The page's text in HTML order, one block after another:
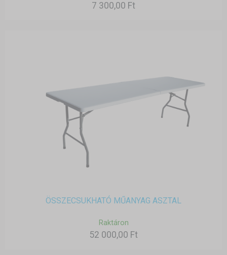
7 300,00 Ft
ÖSSZECSUKHATÓ MŰANYAG ASZTAL
Raktáron
52 000,00 Ft